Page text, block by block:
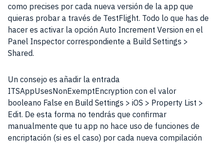
como precises por cada nueva versión de la app que
quieras probar a través de TestFlight. Todo lo que has de
hacer es activar la opción Auto Increment Version en el
Panel Inspector correspondiente a Build Settings >
Shared.
Un consejo es añadir la entrada
ITSAppUsesNonExemptEncryption con el valor
booleano False en Build Settings > iOS > Property List >
Edit. De esta forma no tendrás que confirmar
manualmente que tu app no hace uso de funciones de
encriptación (si es el caso) por cada nueva compilación